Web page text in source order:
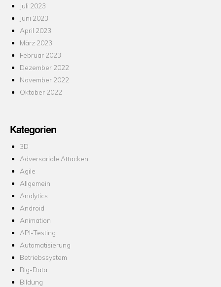
Juli 2023
Juni 2023
April 2023
März 2023
Februar 2023
Dezember 2022
November 2022
Oktober 2022
Kategorien
3D
Adversariale Attacken
Agile
Allgemein
Analytics
Android
Animation
API-Testing
Automatisierung
Betriebssystem
Big-Data
Bildung